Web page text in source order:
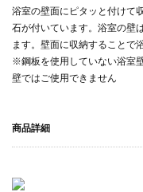
浴室の壁面にピタッと付けて
石が付いています。浴室の壁
ます。壁面に収納することで
※鋼板を使用していない浴室
壁ではご使用できません
商品詳細